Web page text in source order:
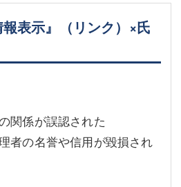
表示』（リンク）×氏
関係が誤認された
者の名誉や信用が毀損され